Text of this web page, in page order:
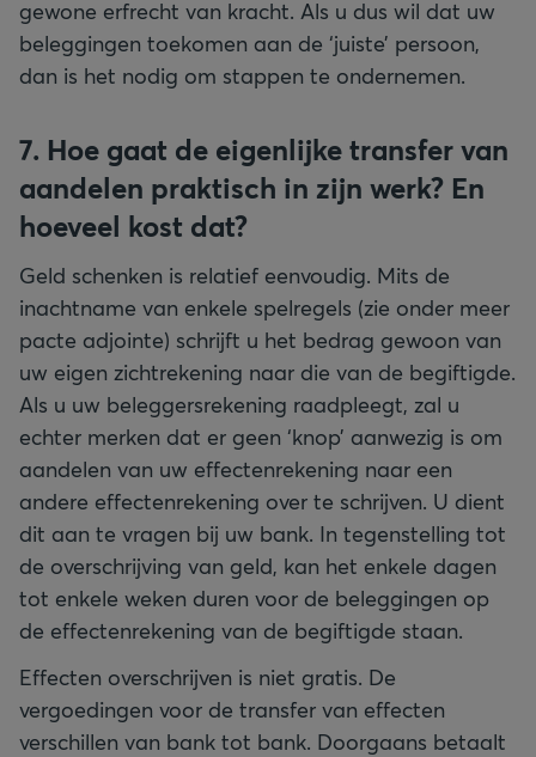
gewone erfrecht van kracht. Als u dus wil dat uw
beleggingen toekomen aan de ‘juiste’ persoon,
dan is het nodig om stappen te ondernemen.
7. Hoe gaat de eigenlijke transfer van
aandelen praktisch in zijn werk? En
hoeveel kost dat?
Geld schenken is relatief eenvoudig. Mits de
inachtname van enkele spelregels (zie onder meer
pacte adjointe) schrijft u het bedrag gewoon van
uw eigen zichtrekening naar die van de begiftigde.
Als u uw beleggersrekening raadpleegt, zal u
echter merken dat er geen ‘knop’ aanwezig is om
aandelen van uw effectenrekening naar een
andere effectenrekening over te schrijven. U dient
dit aan te vragen bij uw bank. In tegenstelling tot
de overschrijving van geld, kan het enkele dagen
tot enkele weken duren voor de beleggingen op
de effectenrekening van de begiftigde staan.
Effecten overschrijven is niet gratis. De
vergoedingen voor de transfer van effecten
verschillen van bank tot bank. Doorgaans betaalt